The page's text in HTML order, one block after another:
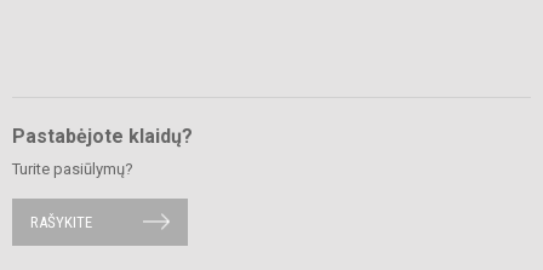
Pastabėjote klaidų?
Turite pasiūlymų?
RAŠYKITE